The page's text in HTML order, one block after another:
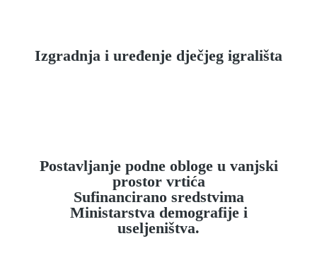
Izgradnja i uređenje dječjeg igrališta
Postavljanje podne obloge u vanjski
prostor vrtića
Sufinancirano sredstvima
Ministarstva demografije i
useljeništva.